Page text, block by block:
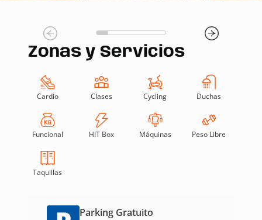
Zonas y Servicios
Cardio Clases Cycling Duchas
Funcional HIT Box Máquinas Peso Libre
Taquillas
Parking Gratuito